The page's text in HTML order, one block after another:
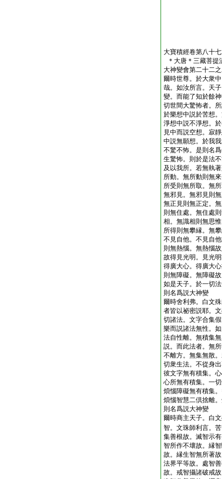
大寶積經卷第八十七
＊大唐＊三藏菩
大神變會第二十二
爾時世尊。於大衆
哉。如汝所言。天
變。而能了知於餘
切世間大驚怖者。
於樂想中説於苦想
淨想中説不淨想。
見中而説空想。寂
中説無願想。於我
不驚不怖。是則名
生驚怖。則於是法
及以我所。若無執
所動。無所動則無
所受則無所取。無
無邪見。無邪見則
無正見則無正定。
則無住處。無住處
相。無識相則無思
所得則無攀縁。無
不見自他。不見自
則無熱惱。無熱惱
故得見光明。見光
得廣大心。得廣大
則無障礙。無障礙
如是天子。於一切
則名爲説大神變
爾時舍利弗。白文
者皆以祕密説耶。
切諸法。文字合集
樂而説諸法無性。
法自性離。無積集
説。而此法者。無
不離方。無集無散
切衆生法。不從身
彼文字無有積集。
心所無有積集。一
煩惱障礙無有積集
煩惱智慧二倶捨離
則名爲説大神變
爾時商主天子。白
智。文珠師利言。
集善根故。滅智示
智所作不壞故。縁
故。縁生智無所著
法界平等故。處智
故。戒智攝諸破戒